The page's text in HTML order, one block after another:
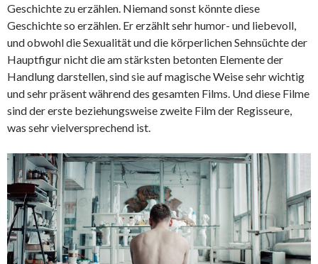
Geschichte zu erzählen. Niemand sonst könnte diese
Geschichte so erzählen. Er erzählt sehr humor- und liebevoll,
und obwohl die Sexualität und die körperlichen Sehnsüchte der
Hauptfigur nicht die am stärksten betonten Elemente der
Handlung darstellen, sind sie auf magische Weise sehr wichtig
und sehr präsent während des gesamten Films. Und diese Filme
sind der erste beziehungsweise zweite Film der Regisseure,
was sehr vielversprechend ist.